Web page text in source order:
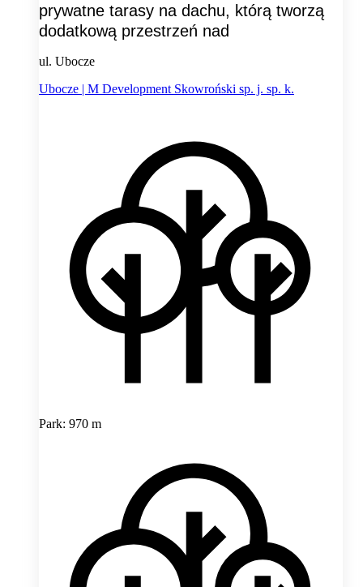
prywatne tarasy na dachu, którą tworzą
dodatkową przestrzeń nad
ul. Ubocze
Ubocze | M Development Skowroński sp. j. sp. k.
Park: 970 m